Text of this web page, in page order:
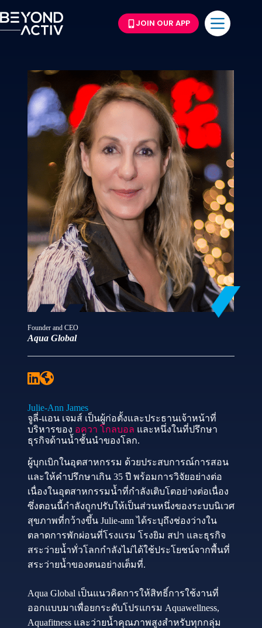
JOIN OUR APP
Founder and CEO
Aqua Global
Julie-Ann James
จูลี่-แอน เจมส์ เป็นผู้ก่อตั้งและประธานเจ้าหน้าที่
บริหารของ อควา โกลบอล และหนึ่งในที่ปรึกษา
ธุรกิจด้านน้ำชั้นนำของโลก.
ผู้บุกเบิกในอุตสาหกรรม ด้วยประสบการณ์การสอน
และให้คำปรึกษาเกิน 35 ปี พร้อมการวิจัยอย่างต่อ
เนื่องในอุตสาหกรรมน้ำที่กำลังเติบโตอย่างต่อเนื่อง
ซึ่งตอนนี้กำลังถูกปรับให้เป็นส่วนหนึ่งของระบบนิเวศ
สุขภาพที่กว้างขึ้น Julie-ann ได้ระบุถึงช่องว่างใน
ตลาดการพักผ่อนที่โรงแรม โรงยิม สปา และธุรกิจ
สระว่ายน้ำทั่วโลกกำลังไม่ได้ใช้ประโยชน์จากพื้นที่
สระว่ายน้ำของตนอย่างเต็มที่.
Aqua Global เป็นแนวคิดการให้สิทธิ์การใช้งานที่
ออกแบบมาเพื่อยกระดับโปรแกรม Aquawellness,
Aquafitness และว่ายน้ำคุณภาพสูงสำหรับทุกกลุ่ม